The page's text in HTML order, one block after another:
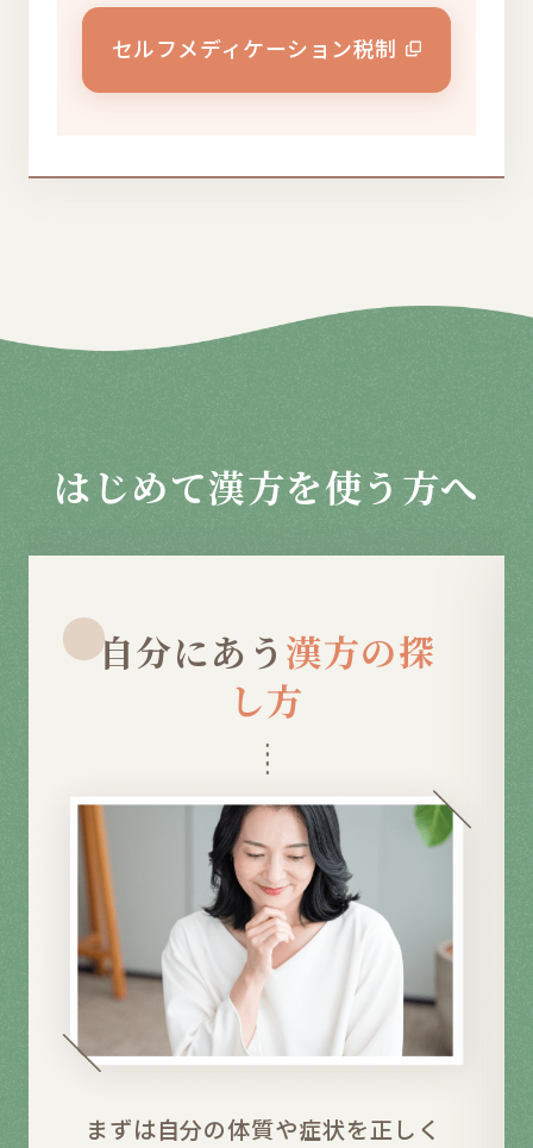
セルフメディケーション税制
はじめて漢方を使う方へ
自分にあう 漢方の探
し方
まずは自分の体質や症状を正しく